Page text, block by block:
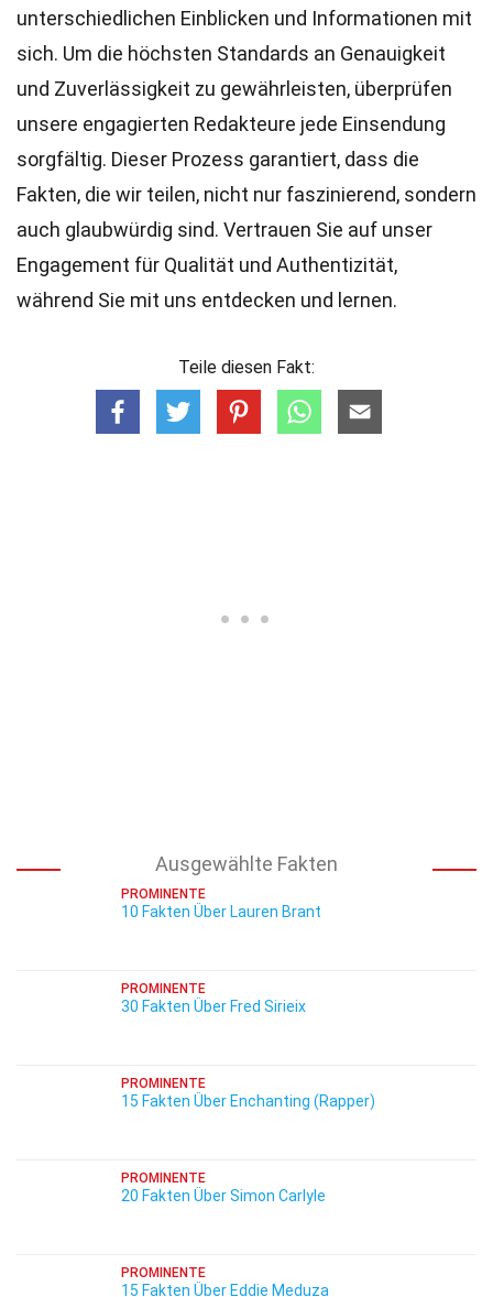
unterschiedlichen Einblicken und Informationen mit
sich. Um die höchsten Standards an Genauigkeit
und Zuverlässigkeit zu gewährleisten, überprüfen
unsere engagierten Redakteure jede Einsendung
sorgfältig. Dieser Prozess garantiert, dass die
Fakten, die wir teilen, nicht nur faszinierend, sondern
auch glaubwürdig sind. Vertrauen Sie auf unser
Engagement für Qualität und Authentizität,
während Sie mit uns entdecken und lernen.
Teile diesen Fakt:
Ausgewählte Fakten
PROMINENTE
10 Fakten Über Lauren Brant
PROMINENTE
30 Fakten Über Fred Sirieix
PROMINENTE
15 Fakten Über Enchanting (Rapper)
PROMINENTE
20 Fakten Über Simon Carlyle
PROMINENTE
15 Fakten Über Eddie Meduza